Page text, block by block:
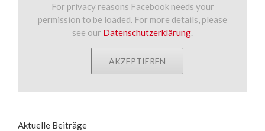
For privacy reasons Facebook needs your
permission to be loaded. For more details, please
see our Datenschutzerklärung.
AKZEPTIEREN
Aktuelle Beiträge